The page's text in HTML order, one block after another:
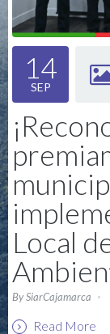
14
SEP
Local
BySiarCajamarca
Read More